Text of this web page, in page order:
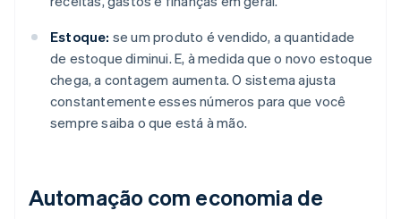
Estoque: se um produto é vendido, a quantidade
de estoque diminui. E, à medida que o novo estoque
chega, a contagem aumenta. O sistema ajusta
constantemente esses números para que você
sempre saiba o que está à mão.
Automação com economia de